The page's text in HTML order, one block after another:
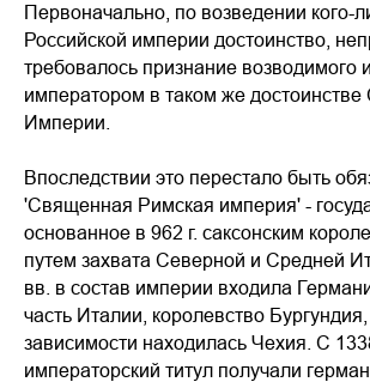
Первоначально, по возведении кого-
Российской империи достоинство,
требовалось признание возводимого
императором в таком же
Империи.
Впоследствии это перестало быть
'Священная Римская империя' -
основанное в 962 г. саксонским
путем захвата Северной и Средней
вв. в состав империи входила
часть Италии, королевство
зависимости находилась Чехия. С
императорский титул получали